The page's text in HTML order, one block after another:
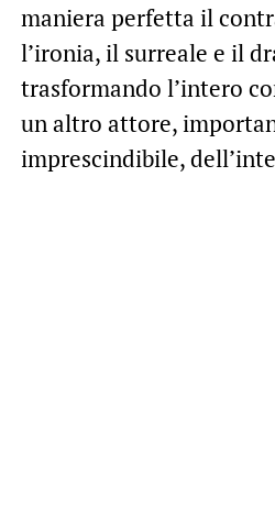
maniera perfetta il
l’ironia, il surreale e il
trasformando l’intero
un altro attore,
imprescindibile,